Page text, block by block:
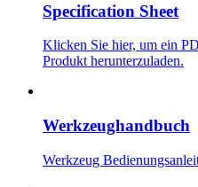
Specification Sheet
Klicken Sie hier, um ein
Produkt herunterzuladen.
Werkzeughandbuch
Werkzeug